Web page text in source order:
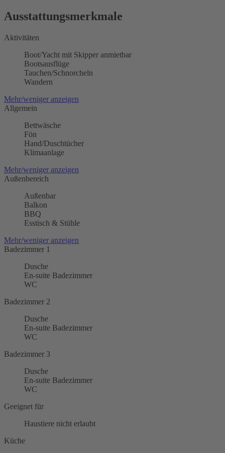
Ausstattungsmerkmale
Aktivitäten
Boot/Yacht mit Skipper anmietbar
Bootsausflüge
Tauchen/Schnorcheln
Wandern
Mehr/weniger anzeigen
Allgemein
Bettwäsche
Fön
Hand/Duschtücher
Klimaanlage
Mehr/weniger anzeigen
Außenbereich
Außenbar
Balkon
BBQ
Esstisch & Stühle
Mehr/weniger anzeigen
Badezimmer 1
Dusche
En-suite Badezimmer
WC
Badezimmer 2
Dusche
En-suite Badezimmer
WC
Badezimmer 3
Dusche
En-suite Badezimmer
WC
Geeignet für
Haustiere nicht erlaubt
Küche